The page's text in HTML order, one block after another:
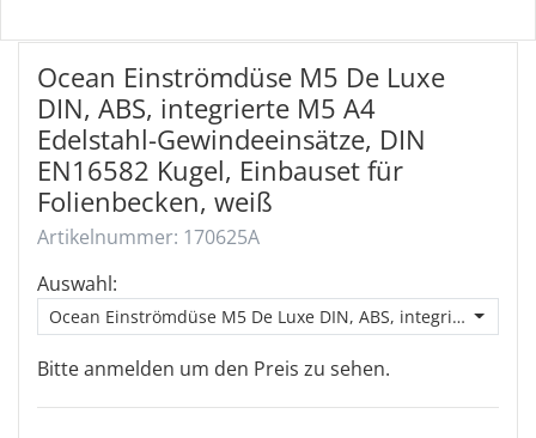
Ocean Einströmdüse M5 De Luxe
DIN, ABS, integrierte M5 A4
Edelstahl-Gewindeeinsätze, DIN
EN16582 Kugel, Einbauset für
Folienbecken, weiß
Artikelnummer: 170625A
Auswahl:
Ocean Einströmdüse M5 De Luxe DIN, ABS, integrierte M5
Bitte anmelden um den Preis zu sehen.